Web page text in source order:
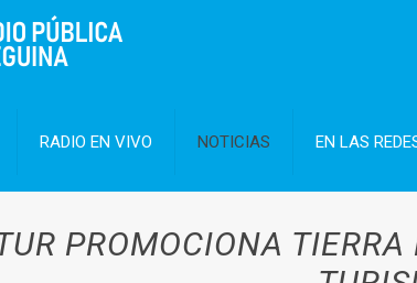
RADIO EN VIVO NOTICIAS EN LAS
PROMOCIONA